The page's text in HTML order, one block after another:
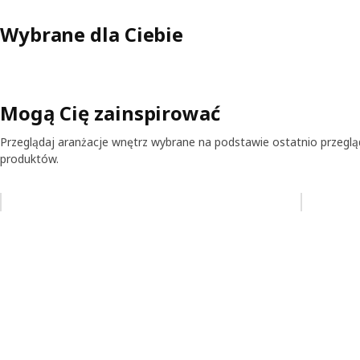
Wybrane dla Ciebie
Mogą Cię zainspirować
Przeglądaj aranżacje wnętrz wybrane na podstawie ostatnio
produktów.